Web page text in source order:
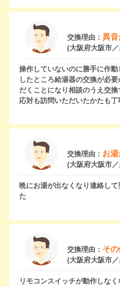
交換理由： 異音
(大阪府大阪市
操作していないのに勝手に作
したところ給湯器の交換が必
だくことになり相談のうえ交
応対も訪問いただいたかたも
交換理由： お
(大阪府大阪市
晩にお湯が出なくなり連絡し
た
交換理由： そ
(大阪府大阪市
リモコンスイッチが動作しな